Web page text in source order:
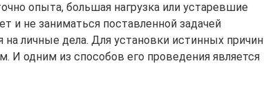
опыта, большая нагрузка или устаревшие
и не заниматься поставленной задачей
личные дела. Для установки истинных причин
И одним из способов его проведения является